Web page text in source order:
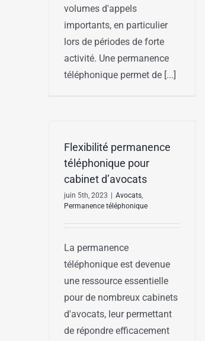
volumes d'appels
importants, en particulier
lors de périodes de forte
activité. Une permanence
téléphonique permet de [...]
Flexibilité permanence
téléphonique pour
cabinet d’avocats
juin 5th, 2023 Avocats,
Permanence téléphonique
La permanence
téléphonique est devenue
une ressource essentielle
pour de nombreux cabinets
d'avocats, leur permettant
de répondre efficacement